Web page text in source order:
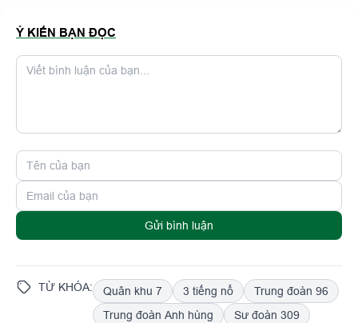
Ý KIẾN BẠN ĐỌC
Gửi bình luận
TỪ KHÓA: Quân khu 7 3 tiếng nổ
Trung đoàn 96
Trung đoàn Anh hùng
Sư đoàn 309